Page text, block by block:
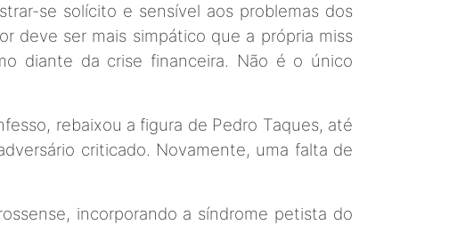
se solícito e sensível aos problemas dos
deve ser mais simpático que a própria miss
diante da crise financeira. Não é o único
rebaixou a figura de Pedro Taques, até
criticado. Novamente, uma falta de
incorporando a síndrome petista do